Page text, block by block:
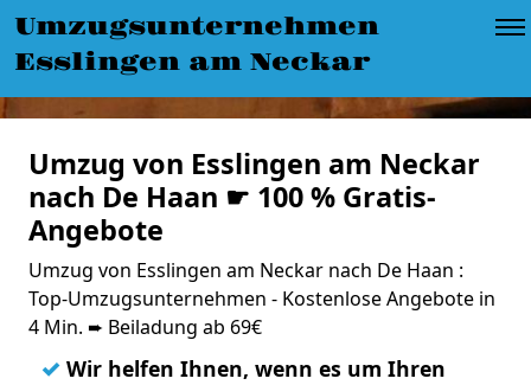
Umzugsunternehmen
Esslingen am Neckar
Umzug von Esslingen am Neckar
nach De Haan ☛ 100 % Gratis-
Angebote
Umzug von Esslingen am Neckar nach De Haan :
Top-Umzugsunternehmen - Kostenlose Angebote in
4 Min. ➨ Beiladung ab 69€
✓ Wir helfen Ihnen, wenn es um Ihren